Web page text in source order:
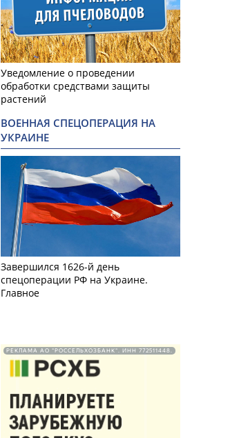
Уведомление о проведении
обработки средствами защиты
растений
ВОЕННАЯ СПЕЦОПЕРАЦИЯ НА
УКРАИНЕ
Завершился 1626-й день
спецоперации РФ на Украине.
Главное
РЕКЛАМА АО "РОССЕЛЬХОЗБАНК". ИНН 772511448.